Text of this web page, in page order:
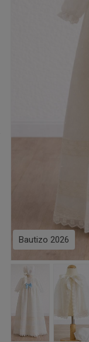
Bautizo 2026